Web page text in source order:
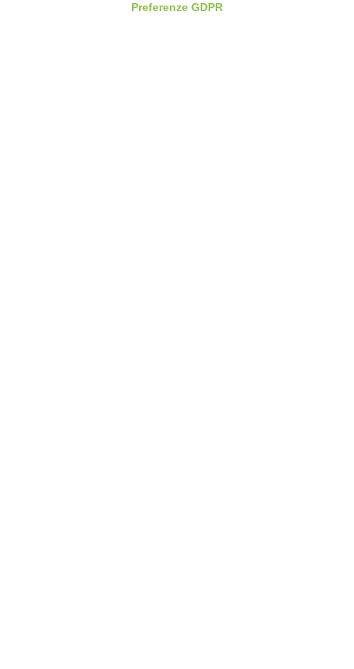
Preferenze GDPR